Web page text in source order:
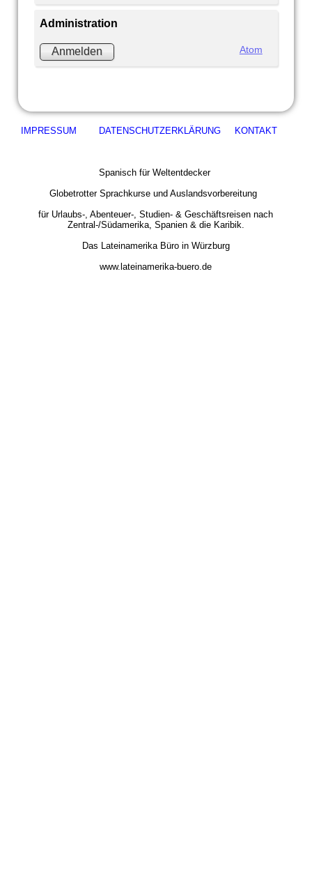
Administration
Anmelden Atom
IMPRESSUM DATENSCHUTZERKLÄRUNG KONTAKT
Spanisch für Weltentdecker
Globetrotter Sprachkurse und Auslandsvorbereitung
für Urlaubs-, Abenteuer-, Studien- & Geschäftsreisen nach
Zentral-/Südamerika, Spanien & die Karibik.
Das Lateinamerika Büro in Würzburg
www.lateinamerika-buero.de